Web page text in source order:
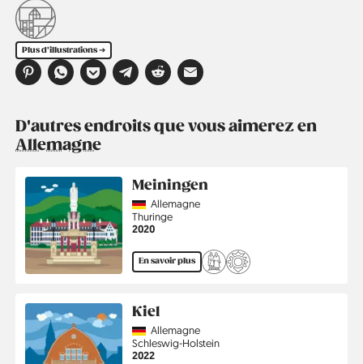
Plus d'illustrations ➔
D'autres endroits que vous aimerez en
Allemagne
Meiningen
CountryAllemagne
Région
Thuringe
Année
2020
En savoir plus
Kiel
CountryAllemagne
Région
Schleswig-Holstein
Année
2022